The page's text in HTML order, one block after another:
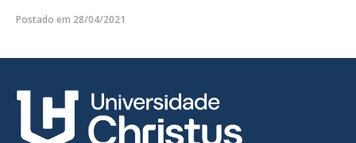
Postado em 28/04/2021